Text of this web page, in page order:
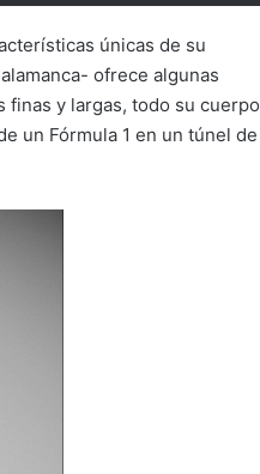
únicas de su
ofrece algunas
finas y largas, todo su cuerpo
un Fórmula 1 en un túnel de